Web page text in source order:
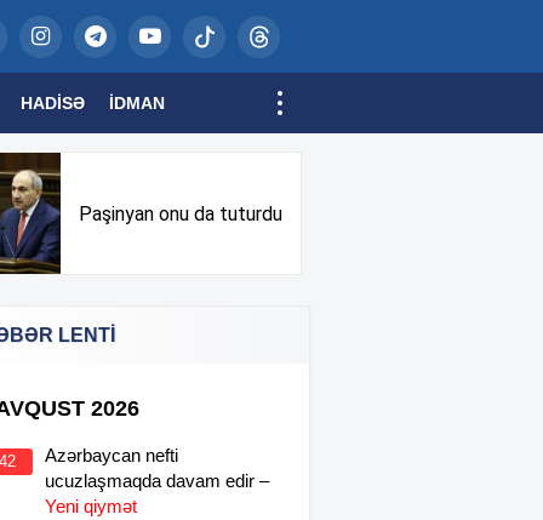
HADISƏ İDMAN
Paşinyan onu da tuturdu
LENTİ
2026
Azərbaycan nefti
ucuzlaşmaqda davam edir –
Yeni qiymət